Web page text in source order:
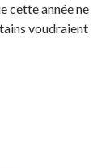
cette année ne
voudraient